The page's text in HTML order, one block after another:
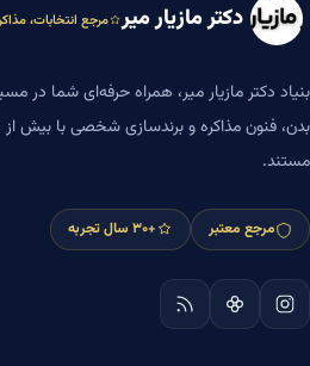
دکتر مازیار میر مرجع انتخابات،
بنیاد دکتر مازیار میر، همراه حرفه‌ای شما در
مستند.
مرجع معتبر +۳۰ سال تجربه